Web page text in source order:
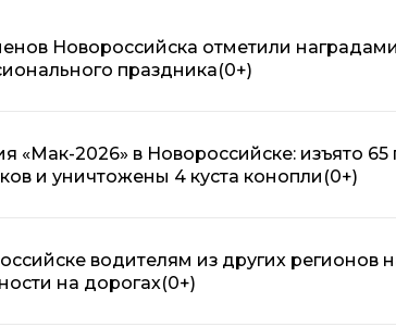
Новороссийска отметили
праздника(0+)
«Мак-2026» в Новороссийске: изъято
и уничтожены 4 куста конопли (0+)
водителям из других регионов
на дорогах(0+)